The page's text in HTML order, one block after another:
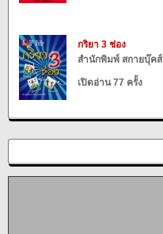
กริยา 3 ช่อง
สำนักพิมพ์ สกายบุ๊คส์
เปิดอ่าน 77 ครั้ง